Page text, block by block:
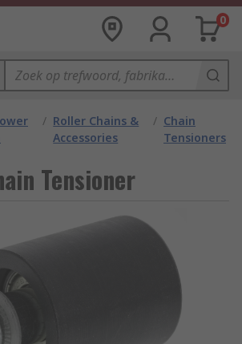
0
/ Roller Chains &
Accessories
/ Chain
Tensioners
Tensioner